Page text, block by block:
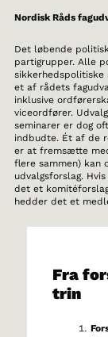
Nordisk Råds
Det løbende
partigrupper. Alle
sikkerhedspolitiske
et af rådets
inklusive
viceordfører.
seminarer er dog
indbudte. Ét af de
er at fremsætte
flere sammen) kan
udvalgsforslag.
det et
hedder det et
Fra
trin